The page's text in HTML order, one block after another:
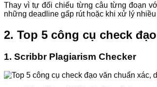
Thay vì tự đối chiếu từng câu từng đoạn
những deadline gấp rút hoặc khi xử lý
2. Top 5 công cụ check
1. Scribbr Plagiarism Checker